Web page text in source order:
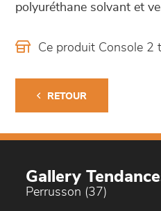
polyuréthane solvant et
Ce produit Console 2
RETOUR
Gallery
Perrusson (37)